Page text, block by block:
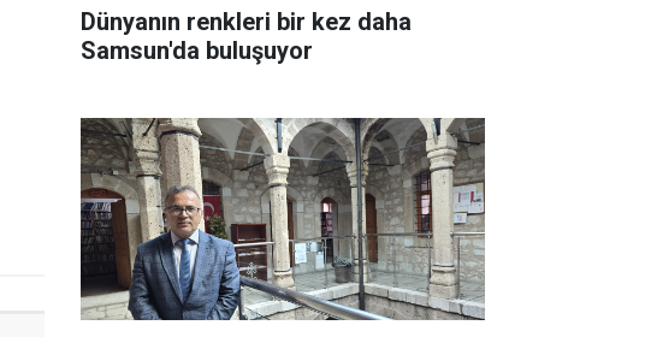
Dünyanın renkleri bir kez daha
Samsun'da buluşuyor